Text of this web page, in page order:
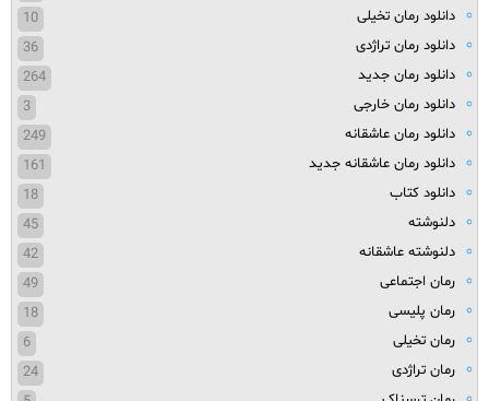
دانلود رمان تخیلی
10
دانلود رمان تراژدی
36
دانلود رمان جدید
264
دانلود رمان خارجی
3
دانلود رمان عاشقانه
249
دانلود رمان عاشقانه جدید
161
دانلود کتاب
18
دلنوشته
45
دلنوشته عاشقانه
42
رمان اجتماعی
49
رمان پلیسی
18
رمان تخیلی
6
رمان تراژدی
24